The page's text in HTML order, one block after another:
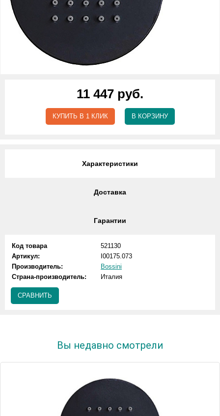
11 447 руб.
КУПИТЬ В 1 КЛИК В КОРЗИНУ
Характеристики
Доставка
Гарантии
Код товара
521130
Артикул:
I00175.073
Производитель:
Bossini
Страна-производитель:
Италия
СРАВНИТЬ
Вы недавно смотрели